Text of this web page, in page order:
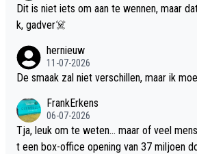
Dit is niet iets om aan te wennen, maar
k, gadver☠️
hernieuw
11-07-2026
De smaak zal niet verschillen, maar ik
FrankErkens
06-07-2026
Tja, leuk om te weten... maar of veel
t een box-office opening van 37 miljoen